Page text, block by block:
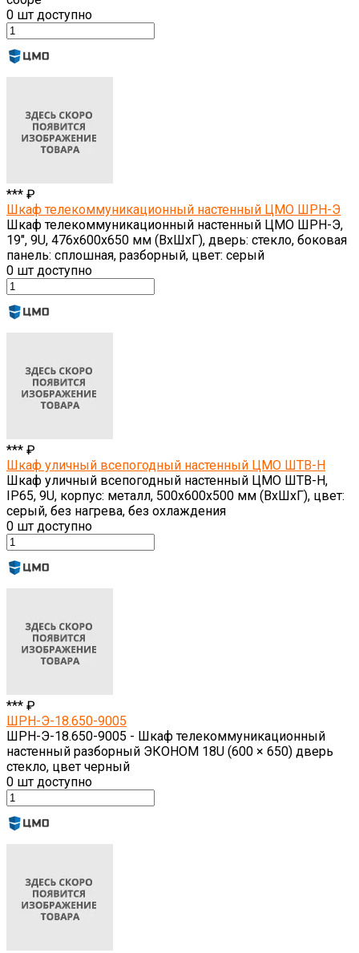
0 шт доступно
*** ₽
Шкаф телекоммуникационный настенный ЦМО ШРН-Э
Шкаф телекоммуникационный настенный ЦМО ШРН-Э,
19", 9U, 476х600х650 мм (ВхШхГ), дверь: стекло, боковая
панель: сплошная, разборный, цвет: серый
0 шт доступно
*** ₽
Шкаф уличный всепогодный настенный ЦМО ШТВ-Н
Шкаф уличный всепогодный настенный ЦМО ШТВ-Н,
IP65, 9U, корпус: металл, 500х600х500 мм (ВхШхГ), цвет:
серый, без нагрева, без охлаждения
0 шт доступно
*** ₽
ШРН-Э-18.650-9005
ШРН-Э-18.650-9005 - Шкаф телекоммуникационный
настенный разборный ЭКОНОМ 18U (600 × 650) дверь
стекло, цвет черный
0 шт доступно